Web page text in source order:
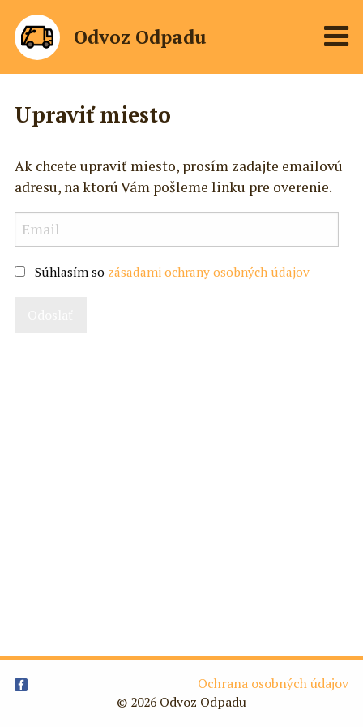
Odvoz Odpadu
Upraviť miesto
Ak chcete upraviť miesto, prosím zadajte emailovú
adresu, na ktorú Vám pošleme linku pre overenie.
Súhlasím so zásadami ochrany osobných údajov
Ochrana osobných údajov
© 2026 Odvoz Odpadu